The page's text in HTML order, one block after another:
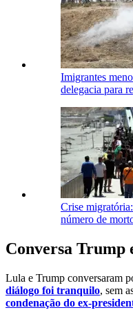
Imigrantes
delegacia para
Crise
número de
Conversa Trump
Lula e Trump conversaram
diálogo foi tranquilo, sem
condenação do ex-